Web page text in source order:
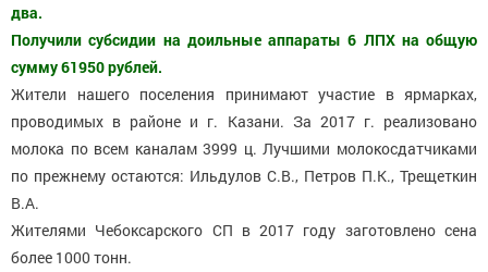
два.
Получили субсидии на доильные аппараты 6 ЛПХ на общую
сумму 61950 рублей.
Жители нашего поселения принимают участие в ярмарках,
проводимых в районе и г. Казани. За 2017 г. реализовано
молока по всем каналам 3999 ц. Лучшими молокосдатчиками
по прежнему остаются: Ильдулов С.В., Петров П.К., Трещеткин
В.А.
Жителями Чебоксарского СП в 2017 году заготовлено сена
более 1000 тонн.